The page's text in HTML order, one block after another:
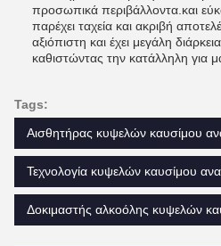
προσωπικά περιβάλλοντα.και
παρέχει ταχεία και ακριβή
αξιόπιστη και έχει μεγάλη
καθιστώντας την κατάλληλη για
Tags:
Αισθητήρας κυψελών καυσίμου
Τεχνολογία κυψελών καυσίμου
Δοκιμαστής αλκοόλης κυψελών